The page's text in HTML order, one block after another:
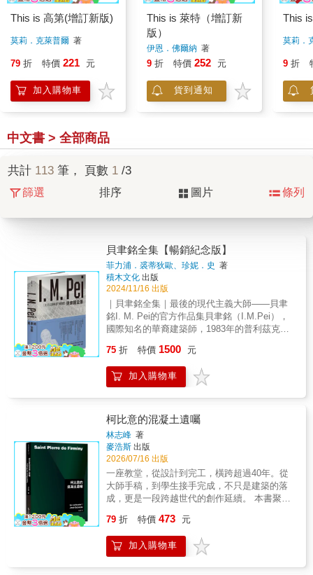
This is 高第(增訂新版)
莫莉．克萊普爾 著
79 折 特價 221 元
加入購物車
This is 萊特（增訂新
版）
伊恩．佛爾納 著
9 折 特價 252 元
貨到通知
This
莫莉．
9 折
中文書 > 全部商品
共計 113 筆， 頁數 1 /3
篩選 排序 圖片 條列
貝聿銘全集【暢銷紀念版】
菲力浦．裘蒂狄歐、珍妮．史 著
積木文化 出版
2024/11/16 出版
｜貝聿銘全集｜最後的現代主義大師——貝聿
銘I. M. Pei的官方作品集貝聿銘（I.M.Pei），
國際知名的華裔建築師，1983年的普利茲克獎
102歲。在超過60年的建築生涯中，他創作了眾
多轟動一時的經典作品，諸如華盛頓特區的國
家藝廊東廂、巴黎的羅浮宮擴建、中國香港的
的藝術旅程，精選50件最具代表性的作品，詳
盡描繪了每一座建築從構思到實現的過程，展
現了貝聿銘輝煌的建築生涯。【本書特色】．
全球唯一官方作品集！．由專業建築作家菲力
浦．裘蒂狄歐（Philip Jodidio）和貝聿銘合夥
建築事務所（I. M. Pei & Partners）媒體公關
部主任珍妮．史壯（Janet Adams Strong）共
同執筆，完全記錄貝聿銘的52件作品，其設計
過程和歷史背景。．精心整理的分類索引目
華大學通識教育中心教授徐明松／銘傳大學建
築系助理教授 洪育成／考工記工程顧問公司負
責人張清華／九典聯合建築師事務所主持建築
75 折 特價 1500 元
加入購物車
柯比意的混凝土遺囑
林志峰 著
麥浩斯 出版
2026/07/16 出版
一座教堂，從設計到完工，橫跨超過40年。從
大師手稿，到學生接手完成，不只是建築的落
成，更是一段跨越世代的創作延續。 本書聚焦
教堂，一件在他逝世後才得以實現的作品。歷
經工程中斷、資金困境與時代轉變，最終於21
世紀完成，成為建築史上極具象徵性的「混凝
79 折 特價 473 元
加入購物車